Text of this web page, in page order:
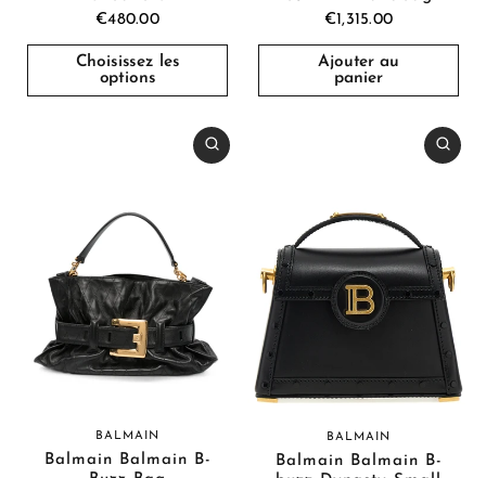
€480.00
Choisissez les
options
€1,315.00
Ajouter au
panier
BALMAIN
Balmain Balmain B-
BALMAIN
Balmain Balmain B-